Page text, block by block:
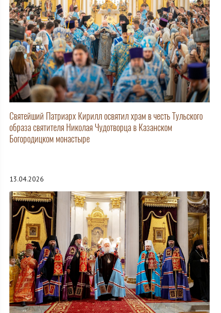
Святейший Патриарх Кирилл освятил храм в честь Тульского
образа святителя Николая Чудотворца в Казанском
Богородицком монастыре
13.04.2026